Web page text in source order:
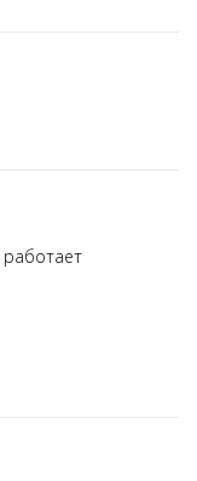
работает